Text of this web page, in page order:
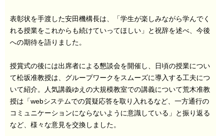
表彰状を手渡した安田機構長は、「学生が楽しみながら学んでく
れる授業をこれからも続けていってほしい」と祝辞を述べ、今後
への期待を語りました。
授賞式の後には出席者による懇談会を開催し、日頃の授業につい
て松坂准教授は、グループワークをスムーズに導入する工夫につ
いて紹介。人気講義ゆえの大規模教室での講義について荒木准教
授は「webシステムでの質疑応答を取り入れるなど、一方通行の
コミュニケーションにならないように意識している」と振り返る
など、様々な意見を交換しました。